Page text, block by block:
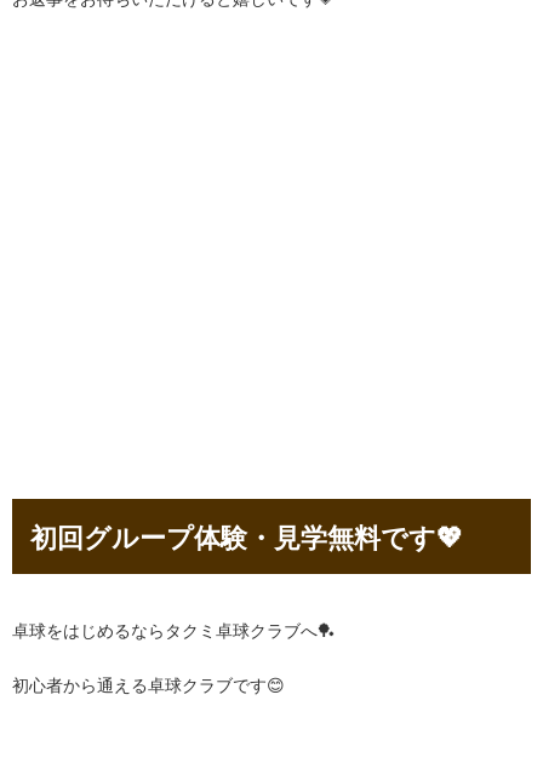
初回グループ体験・見学無料です💖
卓球をはじめるならタクミ卓球クラブへ🏓
初心者から通える卓球クラブです😊